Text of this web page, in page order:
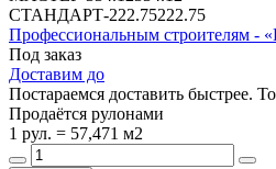
СТАНДАРТ-222.75222.75
Профессиональным строителям -
Под заказ
Доставим до
Постараемся доставить быстрее.
Продаётся рулонами
1 рул. = 57,471 м2